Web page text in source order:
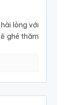
lòng với
ghé thăm